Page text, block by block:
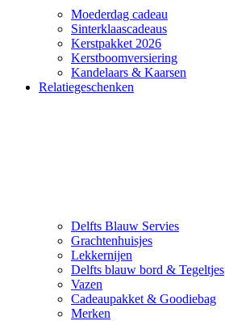
Moederdag cadeau
Sinterklaascadeaus
Kerstpakket 2026
Kerstboomversiering
Kandelaars & Kaarsen
Relatiegeschenken
Delfts Blauw Servies
Grachtenhuisjes
Lekkernijen
Delfts blauw bord & Tegeltjes
Vazen
Cadeaupakket & Goodiebag
Merken